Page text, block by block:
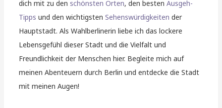
dich mit zu denschönsten Orten, den bestenAusgeh-
Tipps und den wichtigstenSehenswürdigkeiten der
Hauptstadt. Als Wahlberlinerin liebe ich das lockere
Lebensgefühl dieser Stadt und die Vielfalt und
Freundlichkeit der Menschen hier. Begleite mich auf
meinen Abenteuern durch Berlin und entdecke die Stadt
mit meinen Augen!